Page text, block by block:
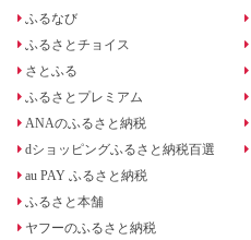
ふるなび
ふるさとチョイス
さとふる
ふるさとプレミアム
ANAのふるさと納税
dショッピングふるさと納税百選
au PAY ふるさと納税
ふるさと本舗
ヤフーのふるさと納税